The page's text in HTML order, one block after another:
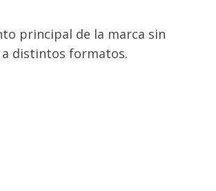
principal de la marca sin
a distintos formatos.